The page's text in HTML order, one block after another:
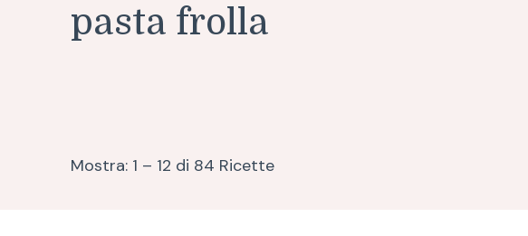
pasta frolla
Mostra: 1 – 12 di 84 Ricette